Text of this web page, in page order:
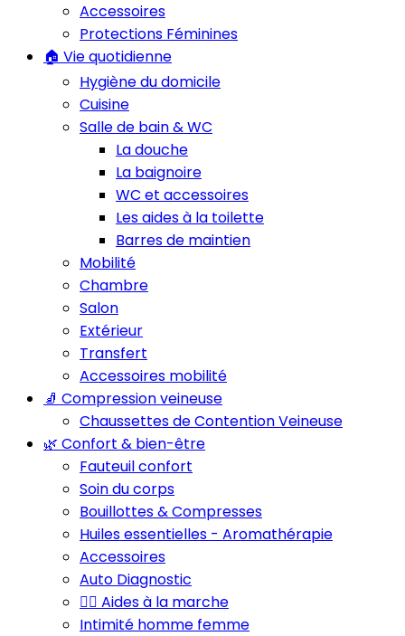
Accessoires
Protections Féminines
🏠 Vie quotidienne
Hygiène du domicile
Cuisine
Salle de bain & WC
La douche
La baignoire
WC et accessoires
Les aides à la toilette
Barres de maintien
Mobilité
Chambre
Salon
Extérieur
Transfert
Accessoires mobilité
🧦 Compression veineuse
Chaussettes de Contention Veineuse
🌿 Confort & bien-être
Fauteuil confort
Soin du corps
Bouillottes & Compresses
Huiles essentielles - Aromathérapie
Accessoires
Auto Diagnostic
🚶‍♂️ Aides à la marche
Intimité homme femme